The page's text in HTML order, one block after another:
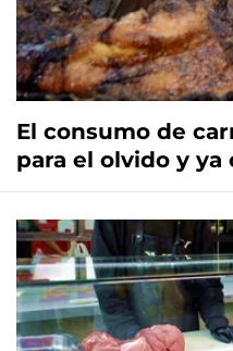
El consumo de
para el olvido y ya